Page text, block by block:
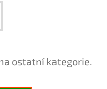
ostatní kategorie.